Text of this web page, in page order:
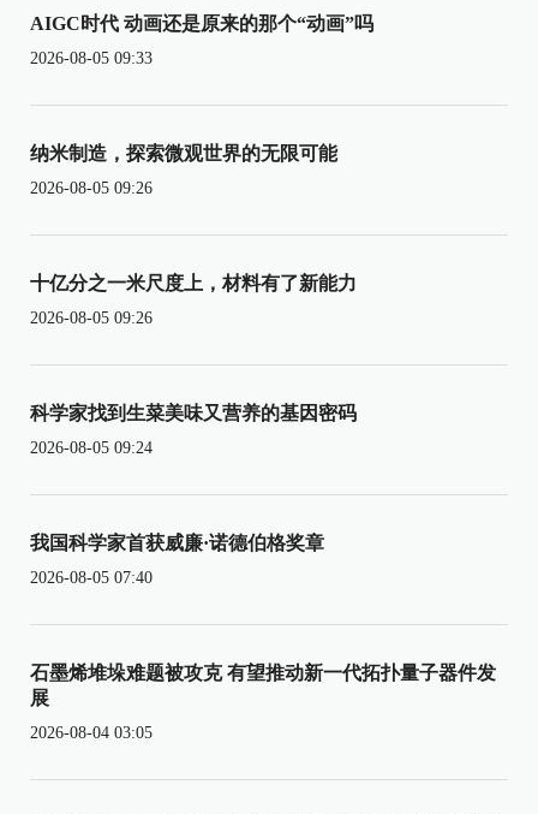
AIGC时代 动画还是原来的那个“动画”吗
2026-08-05 09:33
纳米制造，探索微观世界的无限可能
2026-08-05 09:26
十亿分之一米尺度上，材料有了新能力
2026-08-05 09:26
科学家找到生菜美味又营养的基因密码
2026-08-05 09:24
我国科学家首获威廉·诺德伯格奖章
2026-08-05 07:40
石墨烯堆垛难题被攻克 有望推动新一代拓扑量子器件发
展
2026-08-04 03:05